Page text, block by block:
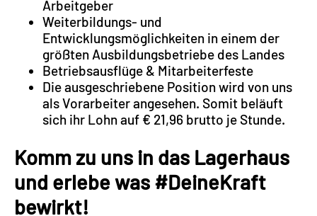
Arbeitgeber
Weiterbildungs- und
Entwicklungsmöglichkeiten in einem der
größten Ausbildungsbetriebe des Landes
Betriebsausflüge & Mitarbeiterfeste
Die ausgeschriebene Position wird von uns
als Vorarbeiter angesehen. Somit beläuft
sich ihr Lohn auf € 21,96 brutto je Stunde.
Komm zu uns in das Lagerhaus
und erlebe was #DeineKraft
bewirkt!